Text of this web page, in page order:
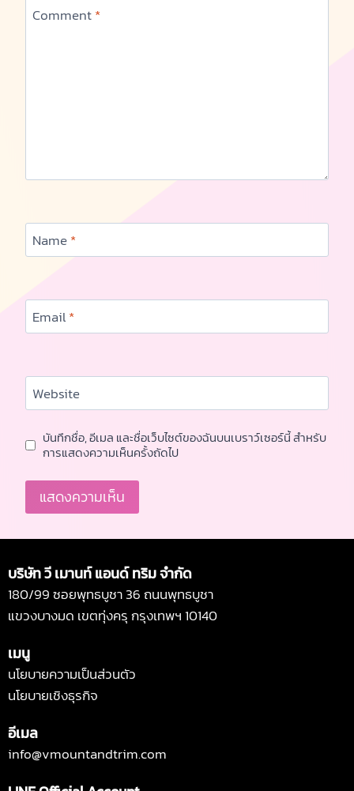
Comment*
Name*
Email*
Website
บันทึกชื่อ, อีเมล และชื่อเว็บไซต์ของฉันบนเบราว์เซอร์นี้ สำหรับ
การแสดงความเห็นครั้งถัดไป
Alternative:
บริษัท วี เมานท์ แอนด์ ทริม จำกัด
180/99 ซอยพุทธบูชา 36 ถนนพุทธบูชา
แขวงบางมด เขตทุ่งครุ กรุงเทพฯ 10140
เมนู
นโยบายความเป็นส่วนตัว
นโยบายเชิงธุรกิจ
อีเมล
info@vmountandtrim.com